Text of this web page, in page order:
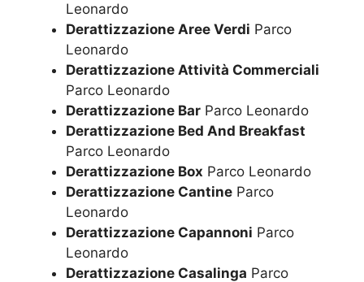
Leonardo
Derattizzazione Aree Verdi Parco
Leonardo
Derattizzazione Attività Commerciali
Parco Leonardo
Derattizzazione Bar Parco Leonardo
Derattizzazione Bed And Breakfast
Parco Leonardo
Derattizzazione Box Parco Leonardo
Derattizzazione Cantine Parco
Leonardo
Derattizzazione Capannoni Parco
Leonardo
Derattizzazione Casalinga Parco